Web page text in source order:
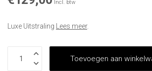
Incl. btw
Luxe Uitstraling Lees meer.
Toevoegen aan